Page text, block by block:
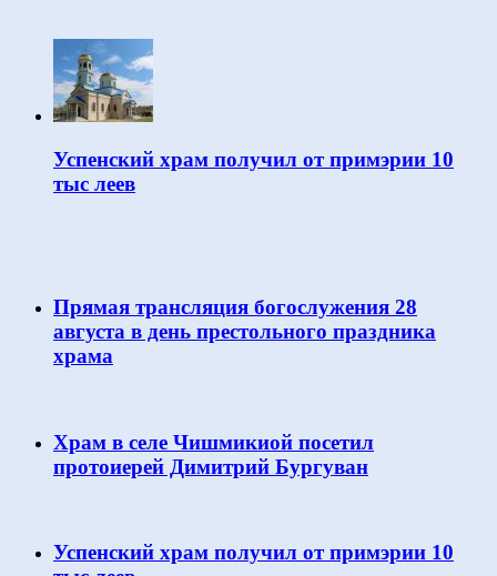
Успенский храм получил от примэрии 10
тыс леев
Прямая трансляция богослужения 28
августа в день престольного праздника
храма
Храм в селе Чишмикиой посетил
протоиерей Димитрий Бургуван
Успенский храм получил от примэрии 10